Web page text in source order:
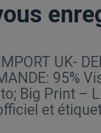
UK-
95%
Big Print –
et